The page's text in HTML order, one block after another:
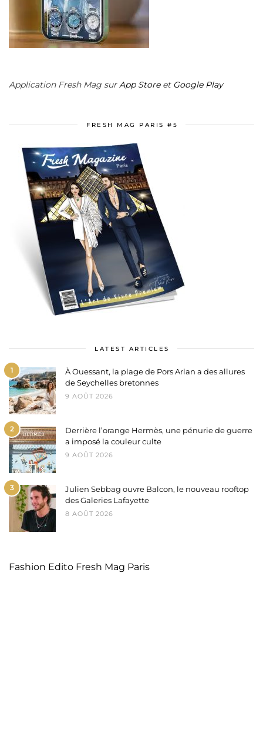
Application Fresh Mag sur App Storeet Google Play
FRESH MAG PARIS #5
LATEST ARTICLES
1
À Ouessant, la plage de Pors Arlan a des allures
de Seychelles bretonnes
9 AOÛT 2026
2
Derrière l’orange Hermès, une pénurie de guerre
a imposé la couleur culte
9 AOÛT 2026
3
Julien Sebbag ouvre Balcon, le nouveau rooftop
des Galeries Lafayette
8 AOÛT 2026
Fashion Edito Fresh Mag Paris